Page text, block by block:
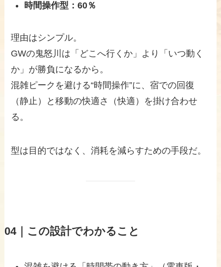
時間操作型：60％
理由はシンプル。
GWの鬼怒川は「どこへ行くか」より「いつ動く
か」が勝負になるから。
混雑ピークを避ける“時間操作”に、宿での回復
（静止）と移動の快適さ（快適）を掛け合わせ
る。
型は目的ではなく、消耗を減らすための手段だ。
04｜この設計でわかること